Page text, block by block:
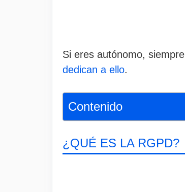
Si eres autónomo, siempre
dedican a ello.
Contenido
¿QUÉ ES LA RGPD?